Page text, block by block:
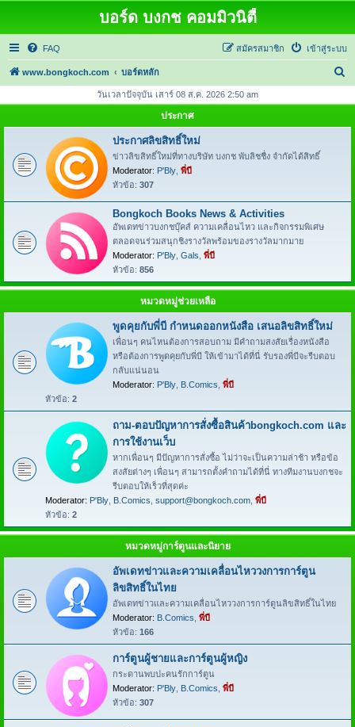
บอร์ด บงกช คอมมิวนิตี้
FAQ เข้าสู่ระบบ
สมัครสมาชิก
www.bongkoch.com บอร์ดหลัก
า
วันเวลาปัจจุบัน เสาร์ 08 ส.ค. 2026 2:50 am
ประกาศ
ประกาศลิขสิทธิ์ใหม่
ข่าวลิขสิทธิ์ใหม่ที่ทางบริษัท บงกช พับลิชชื่ง จำกัดได้สิทธิ์
Moderator: P'Bly พี่บี
หัวข้อ: 307
Bongkoch Books News & Activities
อัพเดทข่าวบงกชบุ๊คส์ ความเคลื่อนไหว และกิจกรรมพิเศษ
ตลอดจนร่วมสนุกชิงรางวัลพร้อมของรางวัลมากมาย
Moderator: P'Bly Gals พี่บี
หัวข้อ: 856
หมวดหมู่ช่วยเหลือ
พูดคุยกับพี่บี กำหนดออกหนังสือ เสนอลิขสิทธิ์ใหม่
เพื่อนๆ คนไหนต้องการสอบถาม มีคำถามสงสัยเรื่องหนังสือ
หรือต้องการพูดคุยกับพี่บี ให้เข้ามาได้ที่นี่ รับรองพี่บีจะรีบตอบ
กลับแน่นอน
Moderator: P'Bly B.Comics พี่บี
หัวข้อ: 2
ถาม-ตอบปัญหาการสั่งซื้อสินค้าbongkoch.com และ
การใช้งานเว็บ
หากเพื่อนๆ มีปัญหาการสั่งซื้อ ไม่ว่าจะเป็นความล่าช้า หรือข้อ
สงสัยต่างๆ เพื่อนๆ สามารถตั้งคำถามได้ที่นี่ ทางทีมงานบงกชจะ
รีบตอบให้เร็วที่สุดค่ะ
Moderator: P'Bly B.Comics support@bongkoch.com พี่บี
หัวข้อ: 2
หมวดหมู่การ์ตูนและนิยาย
อัพเดทข่าวและความเคลื่อนไหววงการการ์ตูน
ลิขสิทธิ์ในไทย
อัพเดทข่าวและความเคลื่อนไหววงการการ์ตูนลิขสิทธิ์ในไทย
Moderator: B.Comics พี่บี
หัวข้อ: 166
การ์ตูนผู้ชายและการ์ตูนผู้หญิง
กระดานพบปะคนรักการ์ตูน
Moderator: P'Bly B.Comics พี่บี
หัวข้อ: 307